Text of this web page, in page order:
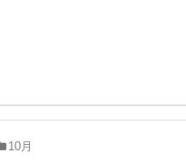
10月